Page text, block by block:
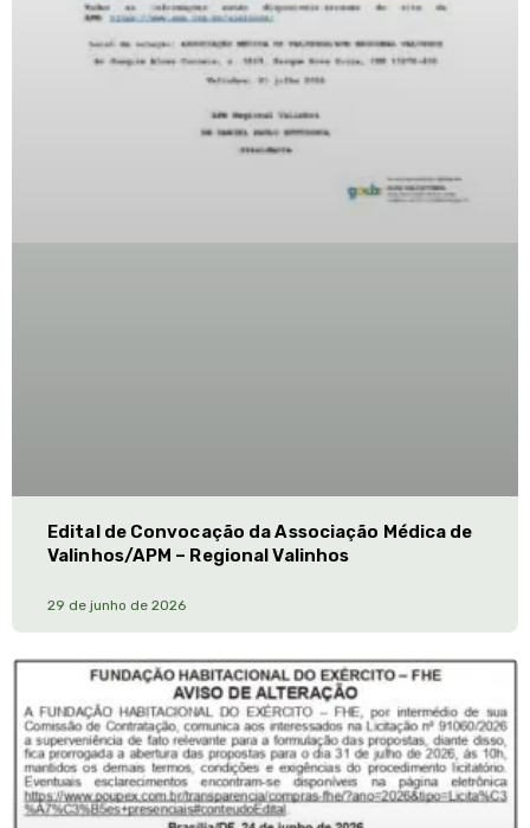
Edital de Convocação da Associação Médica de
Valinhos/APM – Regional Valinhos
29 de junho de 2026